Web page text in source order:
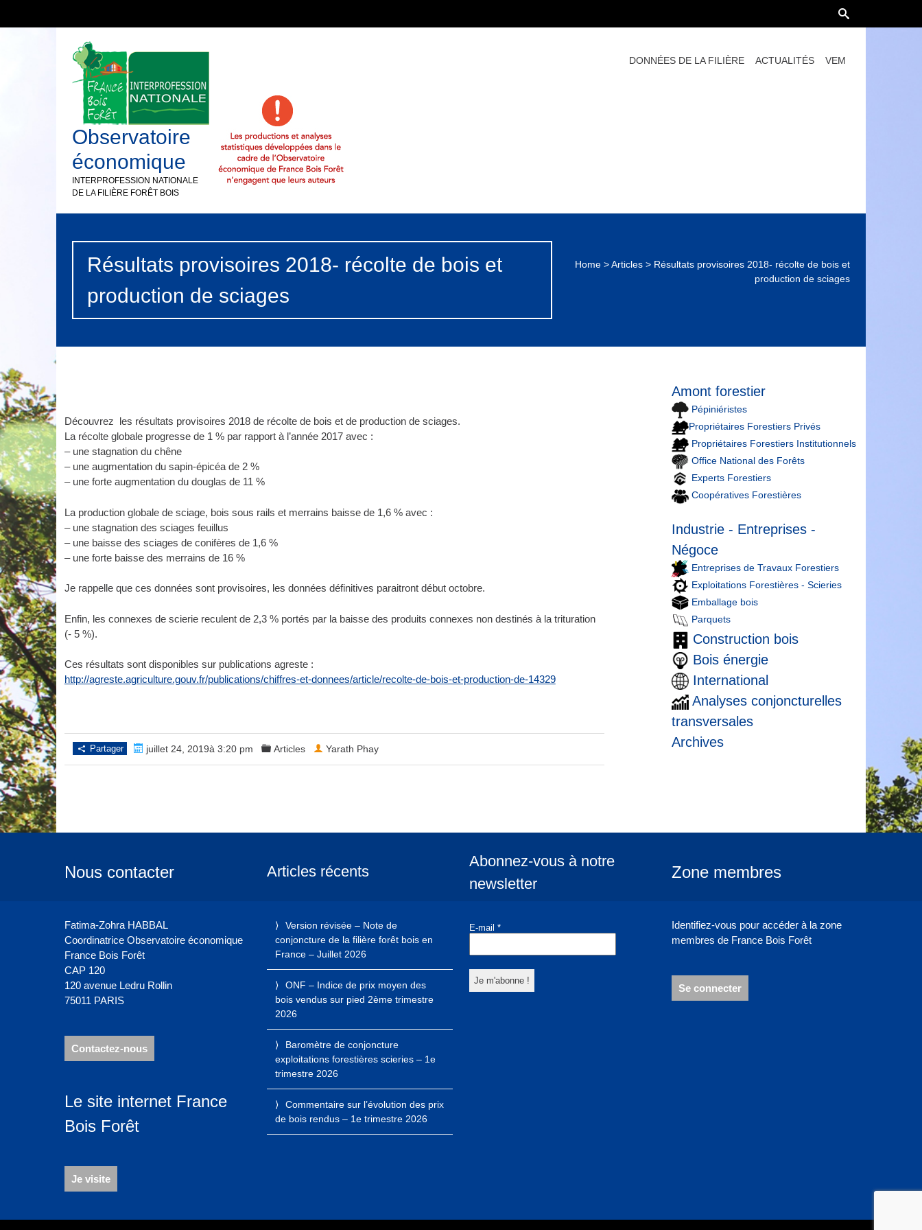
Observatoire
économique
INTERPROFESSION NATIONALE
DE LA FILIÈRE FORÊT BOIS
DONNÉES DE LA FILIÈRE ACTUALITÉS VEM
Résultats provisoires 2018- récolte de bois et
production de sciages
Home>Articles> Résultats provisoires 2018- récolte de bois et
production de sciages
Découvrez les résultats provisoires 2018 de récolte de bois et de production de sciages.
La récolte globale progresse de 1 % par rapport à l’année 2017 avec :
– une stagnation du chêne
– une augmentation du sapin-épicéa de 2 %
– une forte augmentation du douglas de 11 %
La production globale de sciage, bois sous rails et merrains baisse de 1,6 % avec :
– une stagnation des sciages feuillus
– une baisse des sciages de conifères de 1,6 %
– une forte baisse des merrains de 16 %
Je rappelle que ces données sont provisoires, les données définitives paraitront début octobre.
Enfin, les connexes de scierie reculent de 2,3 % portés par la baisse des produits connexes non destinés à la trituration
(- 5 %).
Ces résultats sont disponibles sur publications agreste :
http://agreste.agriculture.gouv.fr/publications/chiffres-et-donnees/article/recolte-de-bois-et-production-de-14329
Partager juillet 24, 2019à 3:20 pm Articles Yarath Phay
Amont forestier
Pépiniéristes
Propriétaires Forestiers Privés
Propriétaires Forestiers Institutionnels
Office National des Forêts
Experts Forestiers
Coopératives Forestières
Industrie - Entreprises -
Négoce
Entreprises de Travaux Forestiers
Exploitations Forestières - Scieries
Emballage bois
Parquets
Construction bois
Bois énergie
International
Analyses conjoncturelles
transversales
Archives
Nous contacter
Fatima-Zohra HABBAL
Coordinatrice Observatoire économique
France Bois Forêt
CAP 120
120 avenue Ledru Rollin
75011 PARIS
Contactez-nous
Le site internet France
Bois Forêt
Je visite
Articles récents
Version révisée – Note de
conjoncture de la filière forêt bois en
France – Juillet 2026
ONF – Indice de prix moyen des
bois vendus sur pied 2ème trimestre
2026
Baromètre de conjoncture
exploitations forestières scieries – 1e
trimestre 2026
Commentaire sur l’évolution des prix
de bois rendus – 1e trimestre 2026
Abonnez-vous à notre
newsletter
E-mail *
Zone membres
Identifiez-vous pour accéder à la zone
membres de France Bois Forêt
Se connecter